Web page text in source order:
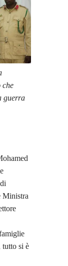
che
guerra
Ministra
tutto si è